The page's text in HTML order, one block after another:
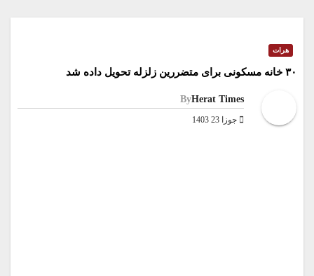
هرات
۳۰ خانه مسکونی برای متضررین زلزله تحویل داده شد
ByHerat Times
جوزا 23 1403